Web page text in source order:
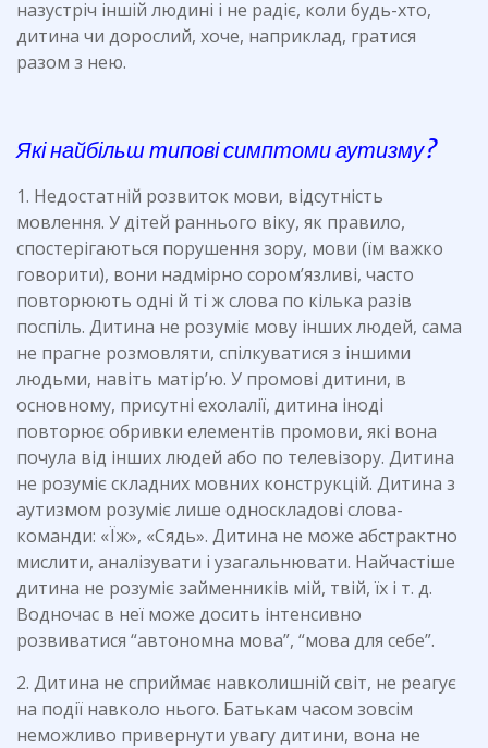
назустріч іншій людині і не радіє, коли будь-хто,
дитина чи дорослий, хоче, наприклад, гратися
разом з нею.
Які найбільш типові симптоми аутизму?
1. Недостатній розвиток мови, відсутність
мовлення. У дітей раннього віку, як правило,
спостерігаються порушення зору, мови (їм важко
говорити), вони надмірно сором’язливі, часто
повторюють одні й ті ж слова по кілька разів
поспіль. Дитина не розуміє мову інших людей, сама
не прагне розмовляти, спілкуватися з іншими
людьми, навіть матір’ю. У промові дитини, в
основному, присутні ехолалії, дитина іноді
повторює обривки елементів промови, які вона
почула від інших людей або по телевізору. Дитина
не розуміє складних мовних конструкцій. Дитина з
аутизмом розуміє лише односкладові слова-
команди: «Їж», «Сядь». Дитина не може абстрактно
мислити, аналізувати і узагальнювати. Найчастіше
дитина не розуміє займенників мій, твій, їх і т. д.
Водночас в неї може досить інтенсивно
розвиватися “автономна мова”, “мова для себе”.
2. Дитина не сприймає навколишній світ, не реагує
на події навколо нього. Батькам часом зовсім
неможливо привернути увагу дитини, вона не